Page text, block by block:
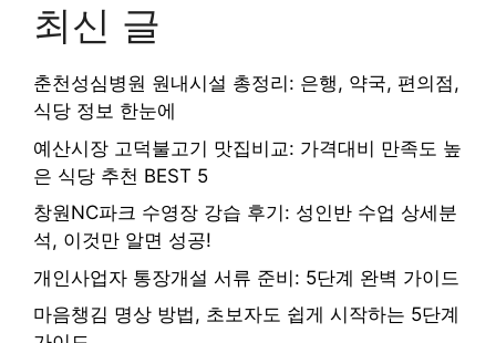
최신 글
춘천성심병원 원내시설 총정리: 은행, 약국, 편의점,
식당 정보 한눈에
예산시장 고덕불고기 맛집비교: 가격대비 만족도 높
은 식당 추천 BEST 5
창원NC파크 수영장 강습 후기: 성인반 수업 상세분
석, 이것만 알면 성공!
개인사업자 통장개설 서류 준비: 5단계 완벽 가이드
마음챙김 명상 방법, 초보자도 쉽게 시작하는 5단계